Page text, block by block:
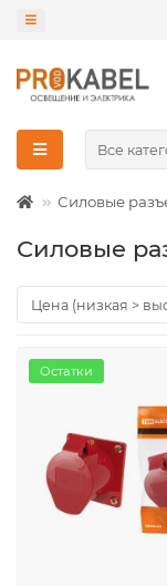
Все
Силовые
Силовые
Остатки